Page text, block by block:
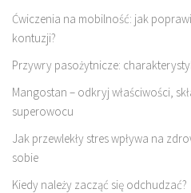
Ćwiczenia na mobilność: jak
kontuzji?
Przywry pasożytnicze:
Mangostan – odkryj właściwości,
superowocu
Jak przewlekły stres wpływa na
sobie
Kiedy należy zacząć się odchudzać?